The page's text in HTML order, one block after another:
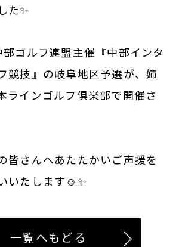
た✨
ゴルフ連盟主催『中部インタ
競技』の岐阜地区予選が、姉
ラインゴルフ倶楽部で開催さ
皆さんへあたたかいご声援を
いたします☺✨
一覧へもどる